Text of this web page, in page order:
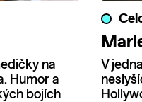
na
Humor a
bojích
V